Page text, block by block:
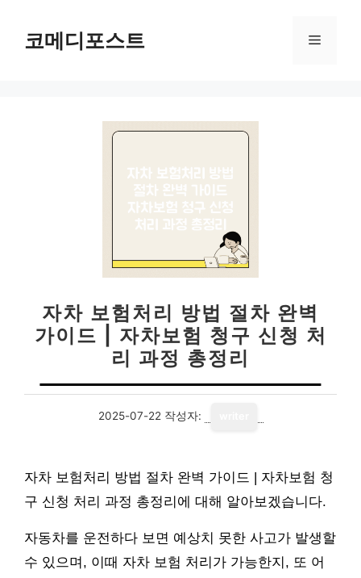
코메디포스트 메
자차 보험처리 방법 절차 완벽
가이드 | 자차보험 청구 신청 처
리 과정 총정리
2025-07-22 작성자:
자차 보험처리 방법 절차 완벽 가이드 | 자차보험 청
구 신청 처리 과정 총정리에 대해 알아보겠습니다.
자동차를 운전하다 보면 예상치 못한 사고가 발생할
수 있으며, 이때 자차 보험 처리가 가능한지, 또 어